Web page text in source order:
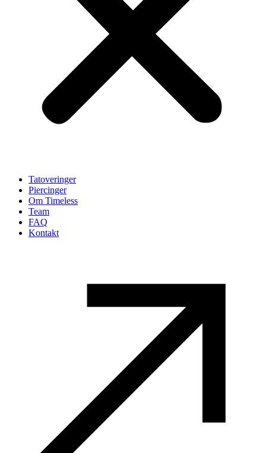
Tatoveringer
Piercinger
Om Timeless
Team
FAQ
Kontakt